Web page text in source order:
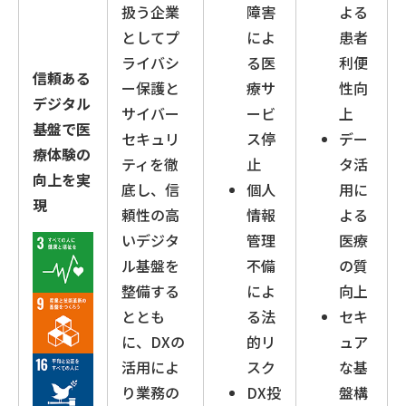
信頼ある
デジタル
基盤で医
療体験の
向上を実
現
扱う企業
としてプ
ライバシ
ー保護と
サイバー
セキュリ
ティを徹
底し、信
頼性の高
いデジタ
ル基盤を
整備する
ととも
に、DXの
活用によ
り業務の
障害
によ
る医
療サ
ービ
ス停
止
個人
情報
管理
不備
によ
る法
的リ
スク
DX投
よる
患者
利便
性向
上
デー
タ活
用に
よる
医療
の質
向上
セキ
ュア
な基
盤構